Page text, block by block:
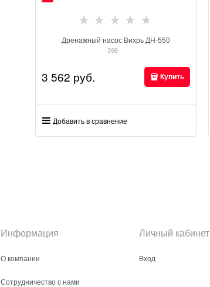
Дренажный насос Вихрь ДН-550
398
3 562 руб. Купить
Добавить в сравнение
Информация
О компании
Сотрудничество с нами
Личный кабинет
Вход